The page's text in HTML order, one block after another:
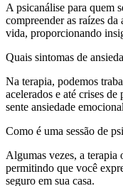
A psicanálise para quem
compreender as raízes da
vida, proporcionando
Quais sintomas de
Na terapia, podemos
acelerados e até crises
sente ansiedade
Como é uma sessão de
Algumas vezes, a
permitindo que você
seguro em sua casa.